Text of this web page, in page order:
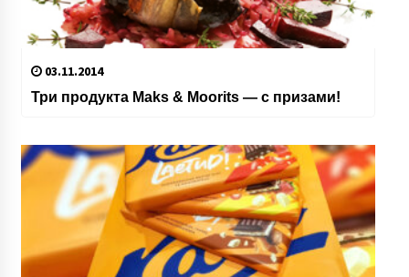
03.11.2014
Три продукта Maks & Moorits — с призами!